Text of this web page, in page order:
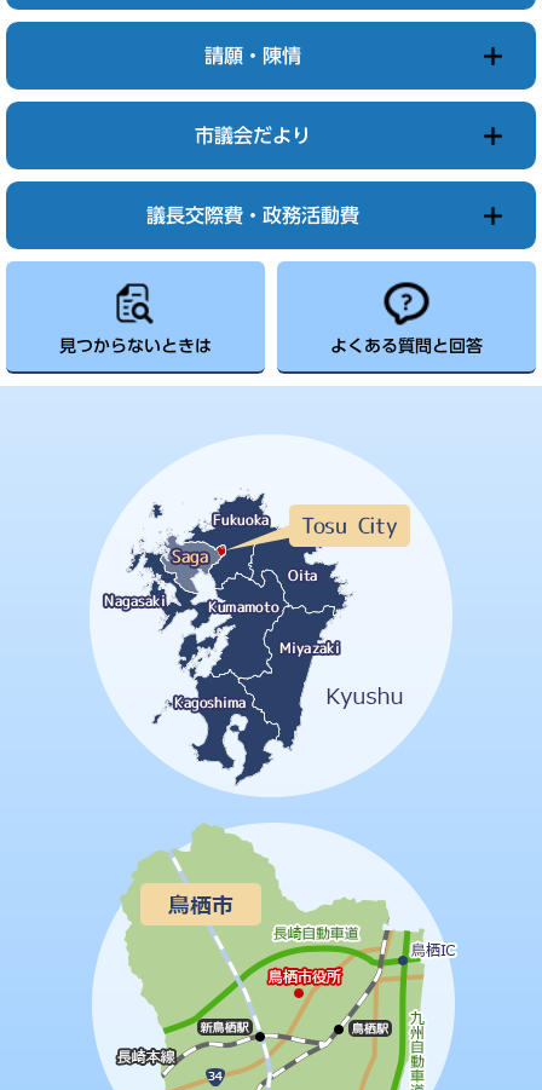
請願・陳情
市議会だより
議長交際費・政務活動費
見つからないときは よくある質問と回答